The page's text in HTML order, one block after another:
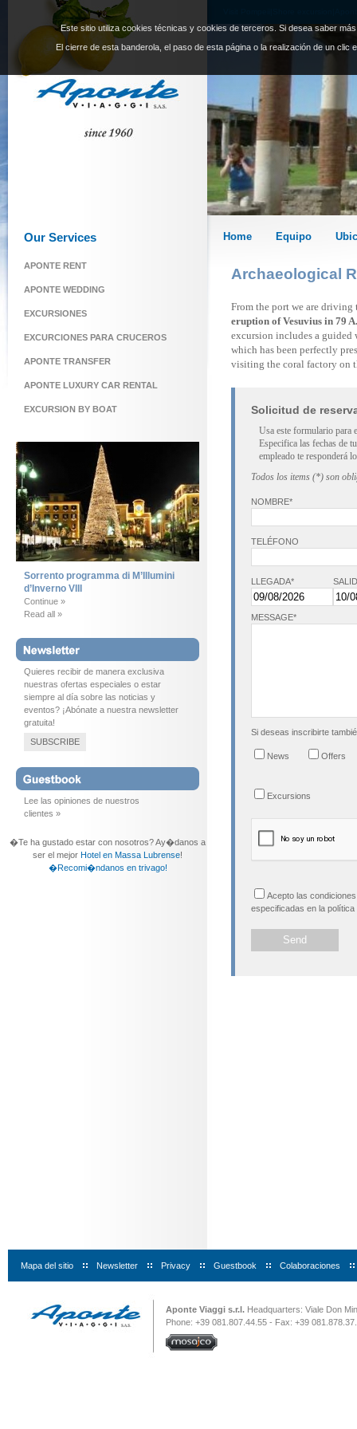
Este sitio utiliza cookies técnicas y cookies de terceros. Si desea saber
El cierre de esta banderola, el paso de esta página o la realización de un
Home Equipo
Archaeological
From the port we are driving
eruption of Vesuvius in 79
excursion includes a
which has been perfectly
visiting the coral factory on
Solicitud de
Usa este formulario para
Especifica las fechas de
empleado te responderá
Todos los items (*) son
NOMBRE*
TELÉFONO
LLEGADA*
MESSAGE*
Si deseas inscribirte
News Offers
Excursions
Acepto las
especificadas en la
Our Services
APONTE RENT
APONTE WEDDING
EXCURSIONES
EXCURCIONES PARA CRUCEROS
APONTE TRANSFER
APONTE LUXURY CAR RENTAL
EXCURSION BY BOAT
Sorrento programma di M’Illumini
d’Inverno VIII
Continue »
Read all »
Quieres recibir de manera exclusiva
nuestras ofertas especiales o estar
siempre al día sobre las noticias y
eventos? ¡Abónate a nuestra newsletter
gratuita!
SUBSCRIBE
Lee las opiniones de nuestros
clientes »
�Te ha gustado estar con nosotros? Ay�danos a
ser el mejor Hotel en Massa Lubrense!
�Recomi�ndanos en trivago!
Mapa del sitio Newsletter Privacy Guestbook Colaboraciones
Aponte Viaggi s.r.l. Headquarters: Viale Don
Phone: +39 081.807.44.55 - Fax: +39